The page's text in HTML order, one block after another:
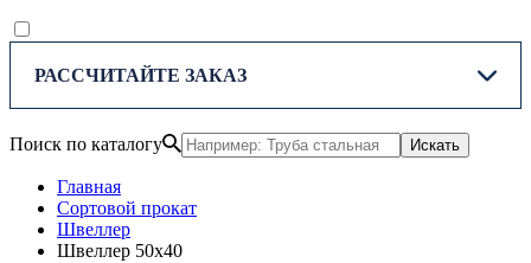
РАССЧИТАЙТЕ ЗАКАЗ
Поиск по каталогу Искать
Главная
Сортовой прокат
Швеллер
Швеллер 50х40